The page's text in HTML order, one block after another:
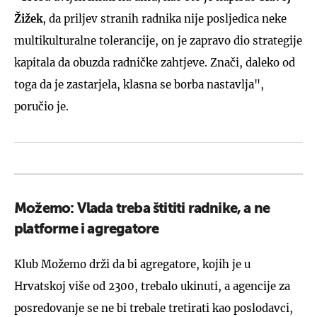
Žižek, da priljev stranih radnika nije posljedica neke
multikulturalne tolerancije, on je zapravo dio strategije
kapitala da obuzda radničke zahtjeve. Znači, daleko od
toga da je zastarjela, klasna se borba nastavlja",
poručio je.
Možemo: Vlada treba štititi radnike, a ne
platforme i agregatore
Klub Možemo drži da bi agregatore, kojih je u
Hrvatskoj više od 2300, trebalo ukinuti, a agencije za
posredovanje se ne bi trebale tretirati kao poslodavci,